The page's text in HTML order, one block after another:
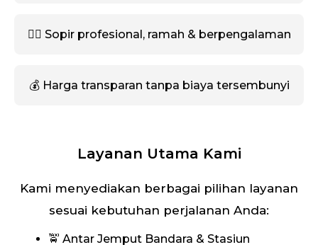
🧑‍✈️ Sopir profesional, ramah & berpengalaman
💰 Harga transparan tanpa biaya tersembunyi
Layanan Utama Kami
Kami menyediakan berbagai pilihan layanan
sesuai kebutuhan perjalanan Anda:
🚖 Antar Jemput Bandara & Stasiun